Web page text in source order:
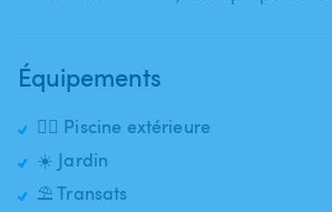
Équipements
🏊‍♂️ Piscine extérieure
☀️ Jardin
⛱️ Transats